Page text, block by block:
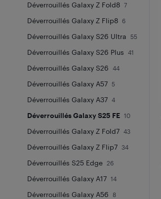
Déverrouillés Galaxy Z Fold8 7
Déverrouillés Galaxy Z Flip8 6
Déverrouillés Galaxy S26 Ultra 55
Déverrouillés Galaxy S26 Plus 41
Déverrouillés Galaxy S26 44
Déverrouillés Galaxy A57 5
Déverrouillés Galaxy A37 4
Déverrouillés Galaxy S25 FE 10
Déverrouillés Galaxy Z Fold7 43
Déverrouillés Galaxy Z Flip7 34
Déverrouillés S25 Edge 26
Déverrouillés Galaxy A17 14
Déverrouillés Galaxy A56 8